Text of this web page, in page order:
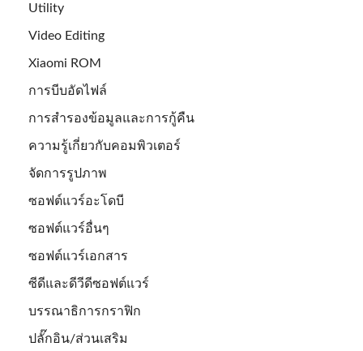
Utility
Video Editing
Xiaomi ROM
การบีบอัดไฟล์
การสำรองข้อมูลและการกู้คืน
ความรู้เกี่ยวกับคอมพิวเตอร์
จัดการรูปภาพ
ซอฟต์แวร์อะโดบี
ซอฟต์แวร์อื่นๆ
ซอฟต์แวร์เอกสาร
ซีดีและดีวีดีซอฟต์แวร์
บรรณาธิการกราฟิก
ปลั๊กอิน/ส่วนเสริม